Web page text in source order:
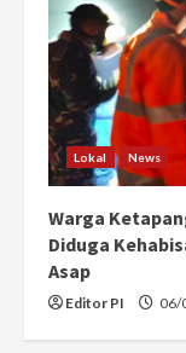
Lokal News
Warga
Diduga
Asap
Editor PI 06/